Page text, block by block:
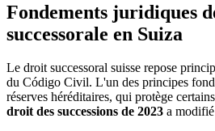
Fondements juridiques
successorale en Suiza
Le droit successoral suisse repose
du Código Civil. L'un des principes
réserves héréditaires, qui protège
droit des successions de 2023 a modifié